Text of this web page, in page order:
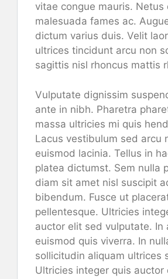
vitae congue mauris. Netus
malesuada fames ac.
dictum varius duis. Velit
ultrices tincidunt arcu non
sagittis nisl rhoncus mattis
Vulputate dignissim
ante in nibh. Pharetra
massa ultricies mi quis
Lacus vestibulum sed arcu
euismod lacinia. Tellus in
platea dictumst. Sem nulla
diam sit amet nisl suscipit
bibendum. Fusce ut
pellentesque. Ultricies
auctor elit sed vulputate. In
euismod quis viverra. In
sollicitudin aliquam ultrices
Ultricies integer quis auctor